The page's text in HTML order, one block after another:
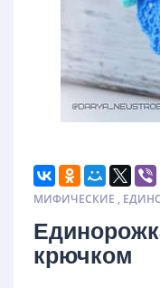
МИФИЧЕСКИЕ ,
крючком